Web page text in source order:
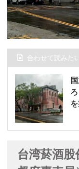
合わせて読みた
台湾菸酒